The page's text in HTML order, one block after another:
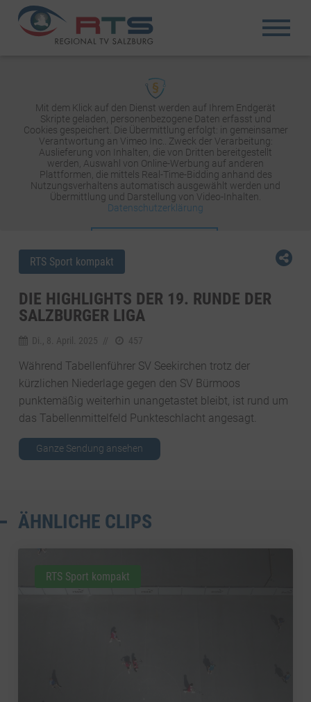
Mit dem Klick auf den Dienst werden auf Ihrem Endgerät
Skripte geladen, personenbezogene Daten erfasst und
Cookies gespeichert. Die Übermittlung erfolgt: in gemeinsamer
Verantwortung an Vimeo Inc.. Zweck der Verarbeitung:
Auslieferung von Inhalten, die von Dritten bereitgestellt
werden, Auswahl von Online-Werbung auf anderen
Plattformen, die mittels Real-Time-Bidding anhand des
Nutzungsverhaltens automatisch ausgewählt werden und
Übermittlung und Darstellung von Video-Inhalten.
Datenschutzerklärung
RTS Sport kompakt
DIE HIGHLIGHTS DER 19. RUNDE DER
SALZBURGER LIGA
Di., 8. April. 2025 457
Während Tabellenführer SV Seekirchen trotz der
kürzlichen Niederlage gegen den SV Bürmoos
punktemäßig weiterhin unangetastet bleibt, ist rund um
das Tabellenmittelfeld Punkteschlacht angesagt.
Ganze Sendung ansehen
ÄHNLICHE CLIPS
RTS Sport kompakt